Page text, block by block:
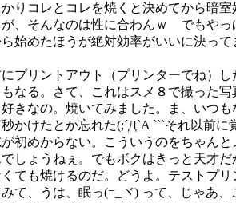
りコレとコレを焼くと決めてから暗室
が、そんなのは性に合わんｗ でもやっ
始めたほうが絶対効率がいいに決って
プリントアウト（プリンターでね）し
なる。さて、これはスメ８で撮った写
きなの。焼いてみました。ま、いつも
かけたとか忘れた(;´Д`A ```それ以前に
初めからない。こういうのをちゃんと
しょうねぇ。でもボクはきっと天才だ
ても焼けるのだ。どうよ。テストプリ
て、うは、眠っ(=_ヾ) って、じゃあ、